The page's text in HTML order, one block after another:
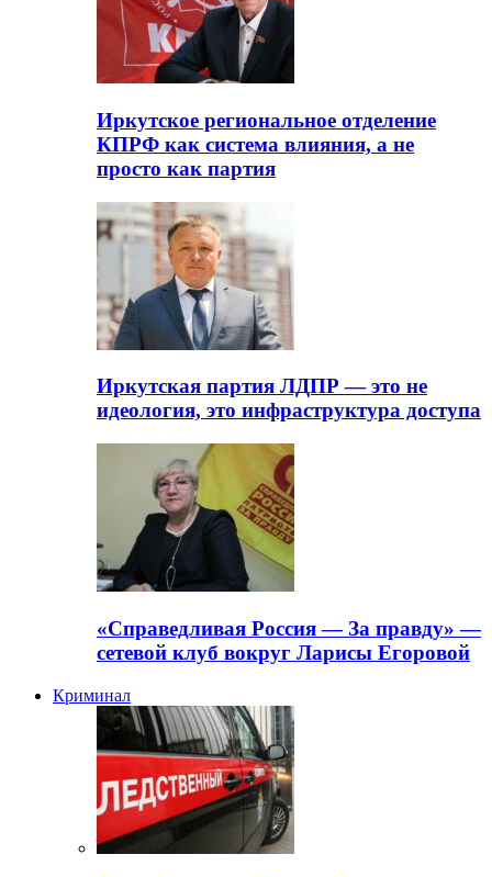
Иркутское региональное отделение
КПРФ как система влияния, а не
просто как партия
Иркутская партия ЛДПР — это не
идеология, это инфраструктура доступа
«Справедливая Россия — За правду» —
сетевой клуб вокруг Ларисы Егоровой
Криминал